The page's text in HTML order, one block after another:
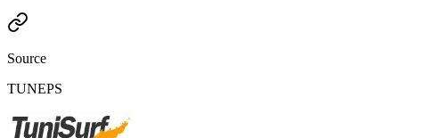
Source
TUNEPS